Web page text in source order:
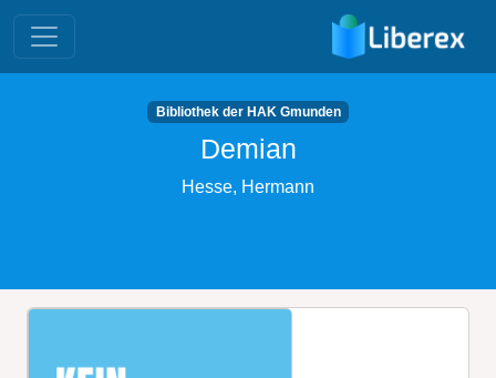
Bibliothek der HAK Gmunden
Demian
Hesse, Hermann